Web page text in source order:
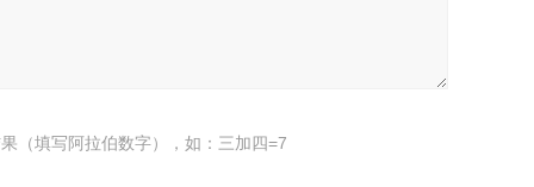
（填写阿拉伯数字），如：三加四=7